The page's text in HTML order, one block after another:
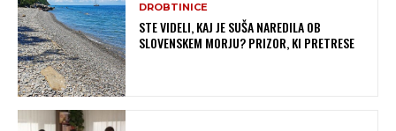
DROBTINICE
STE VIDELI, KAJ JE SUŠA NAREDILA OB
SLOVENSKEM MORJU? PRIZOR, KI PRETRESE